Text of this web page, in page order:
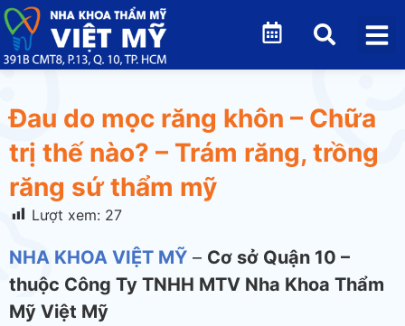
Đau do mọc răng khôn – Chữa
trị thế nào? – Trám răng, trồng
răng sứ thẩm mỹ
Lượt xem: 27
NHA KHOA VIỆT MỸ – Cơ sở Quận 10 –
thuộc Công Ty TNHH MTV Nha Khoa Thẩm
Mỹ Việt Mỹ